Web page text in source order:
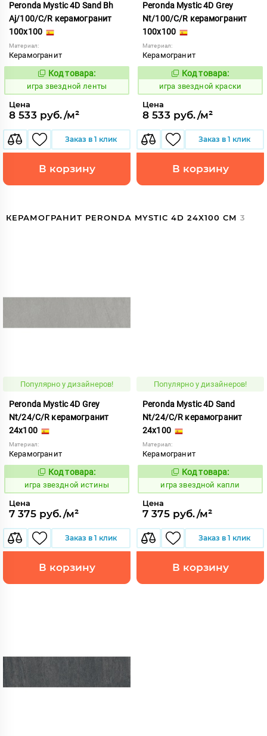
Peronda Mystic 4D Sand Bh
Aj/100/C/R керамогранит
100x100
Материал:
Керамогранит
Код:
550543
Код товара:
игра звездной ленты
Цена
8 533 руб./м²
Заказ в 1 клик
В корзину
Peronda Mystic 4D Grey
Nt/100/C/R керамогранит
100x100
Материал:
Керамогранит
Код:
550539
Код товара:
игра звездной краски
Цена
8 533 руб./м²
Заказ в 1 клик
В корзину
КЕРАМОГРАНИТ PERONDA MYSTIC 4D 24X100 СМ 3
Популярно у дизайнеров!
Peronda Mystic 4D Grey
Nt/24/C/R керамогранит
24x100
Материал:
Керамогранит
Код:
550536
Код товара:
игра звездной истины
Цена
7 375 руб./м²
Заказ в 1 клик
В корзину
Популярно у дизайнеров!
Peronda Mystic 4D Sand
Nt/24/C/R керамогранит
24x100
Материал:
Керамогранит
Код:
550537
Код товара:
игра звездной капли
Цена
7 375 руб./м²
Заказ в 1 клик
В корзину